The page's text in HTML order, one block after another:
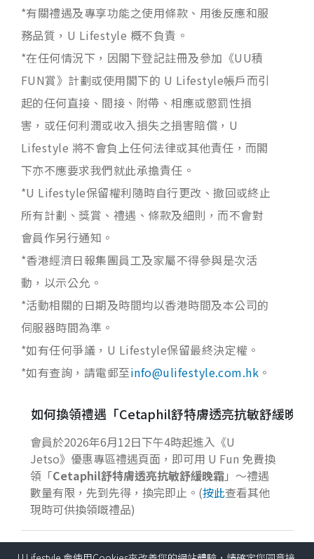
*有關禮遇及專享功能之使用條款、用後反應和服
務品質，U Lifestyle 概不負責。
*在任何情況下，因閣下登記註冊及參加《UU積
FUN賞》計劃或使用閣下的 U Lifestyle帳戶而引
起的任何直接、間接、附帶、相應或懲罰性損
害，或任何利潤或收入損失之損害賠償，U
Lifestyle 將不會負上任何法律或其他責任，而閣
下亦不應要求我們就此承擔責任。
*U Lifestyle保留權利隨時自行更改、撤回或終止
所有計劃、獎賞、禮遇、條款及細則，而不會對
會員作另行通知。
*香港經濟日報集團員工及家屬不得參與是次活
動，以示公允。
*活動相關的日期及時間均以香港時間及本公司的
伺服器時間為準。
*如有任何爭議，U Lifestyle保留最終決定權。
*如有查詢，請電郵至info@ulifestyle.com.hk 。
如何換領禮遇「Cetaphil舒特膚透亮抗敏舒緩晚霜
會員於2026年6月12日下午4時起進入《U
Jetso》優惠專區禮遇頁面，即可用 U Fun 免費換
領「Cetaphil舒特膚透亮抗敏舒緩晚霜」～禮遇
數量有限，先到先得，換完即止。(按此查看其他
現時可供換領嘅禮品)